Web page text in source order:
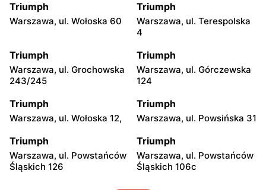
Triumph
Warszawa, ul. Wołoska 60
Triumph
Warszawa, ul. Terespolska
4
Triumph
Warszawa, ul. Grochowska
243/245
Triumph
Warszawa, ul. Górczewska
124
Triumph
Warszawa, ul. Wołoska 12,
Triumph
Warszawa, ul. Powsińska 31
Triumph
Warszawa, ul. Powstańców
Śląskich 126
Triumph
Warszawa, ul. Powstańców
Śląskich 106c